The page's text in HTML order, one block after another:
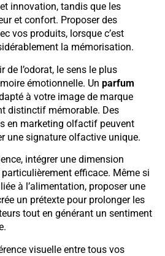
innovation, tandis que les
et confort. Proposer des
vos produits, lorsque c’est
la mémorisation.
de l’odorat, le sens le plus
émotionnelle. Un parfum
à votre image de marque
distinctif mémorable. Des
en marketing olfactif peuvent
une signature olfactive unique.
intégrer une dimension
particulièrement efficace. Même si
à l’alimentation, proposer une
un prétexte pour prolonger les
tout en générant un sentiment
visuelle entre tous vos